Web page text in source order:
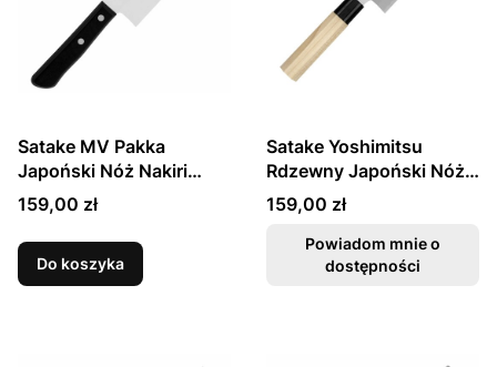
Satake MV Pakka
Japoński Nóż Nakiri
16cm
Cena
159,00 zł
Do koszyka
Satake Yoshimitsu
Rdzewny Japoński Nóż
Usuba 16cm
Cena
159,00 zł
Powiadom mnie o
dostępności